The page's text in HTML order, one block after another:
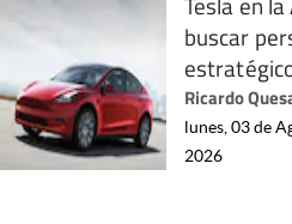
buscar
Ricardo
lunes, 03 de
2026